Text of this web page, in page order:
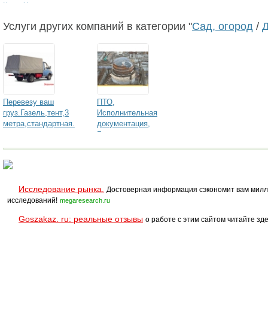
Клоп-Хлоп
Услуги других компаний в категории "Сад, огород /
Перевезу ваш
груз.Газель,тент,3
метра,стандартная.
ПТО,
Исполнительная
документация,
Геодезия
Исследование рынка.
Достоверная информация сэкономит вам
исследований! megaresearch.ru
Goszakaz. ru: реальные отзывы о работе с этим сайтом читайте